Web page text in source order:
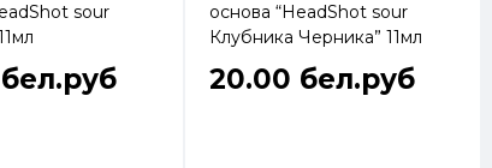
sour
основа “HeadShot sour
Клубника Черника” 11мл
20.00 бел.руб